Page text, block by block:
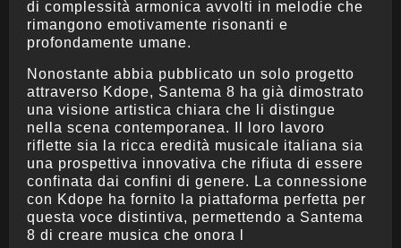
di complessità armonica avvolti in melodie che
rimangono emotivamente risonanti e
profondamente umane.
Nonostante abbia pubblicato un solo progetto
attraverso Kdope, Santema 8 ha già dimostrato
una visione artistica chiara che li distingue
nella scena contemporanea. Il loro lavoro
riflette sia la ricca eredità musicale italiana sia
una prospettiva innovativa che rifiuta di essere
confinata dai confini di genere. La connessione
con Kdope ha fornito la piattaforma perfetta per
questa voce distintiva, permettendo a Santema
8 di creare musica che onora l